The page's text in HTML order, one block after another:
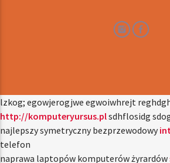
lzkog; egowjerogjwe egwoiwhrejt
http://komputeryursus.plsdhflosidg
najlepszy symetryczny bezprzewodowy
telefon
naprawa laptopów komputerów żyrardów